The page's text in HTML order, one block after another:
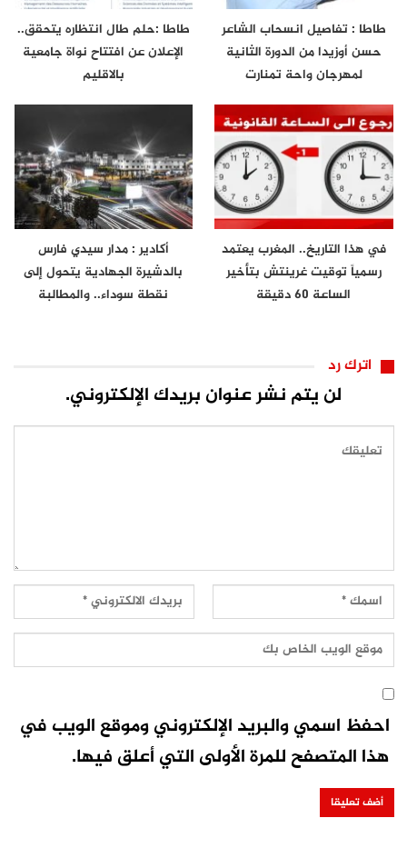
طاطا : تفاصيل انسحاب الشاعر
حسن أوزيدا من الدورة الثانية
لمهرجان واحة تمنارت
طاطا :حلم طال انتظاره يتحقق..
الإعلان عن افتتاح نواة جامعية
بالاقليم
في هذا التاريخ.. المغرب يعتمد
رسمياً توقيت غرينتش بتأخير
الساعة 60 دقيقة
أكادير : مدار سيدي فارس
بالدشيرة الجهادية يتحول إلى
نقطة سوداء.. والمطالبة
اترك رد
لن يتم نشر عنوان بريدك الإلكتروني.
احفظ اسمي والبريد الإلكتروني وموقع الويب في
هذا المتصفح للمرة الأولى التي أعلق فيها.